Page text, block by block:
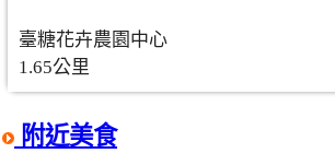
臺糖花卉農園中心
1.65公里
附近美食